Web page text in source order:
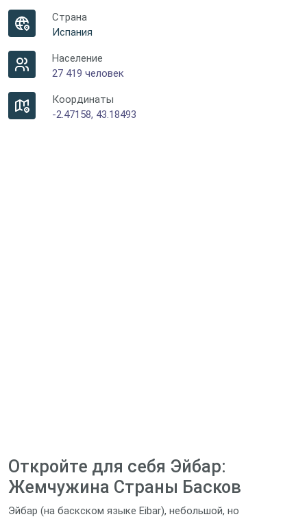
Страна
Испания
Население
27 419 человек
Координаты
-2.47158, 43.18493
Откройте для себя Эйбар:
Жемчужина Страны Басков
Эйбар (на баскском языке Eibar), небольшой, но